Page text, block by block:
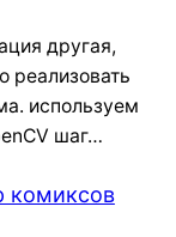
другая,
реализовать
используем
шаг…
комиксов